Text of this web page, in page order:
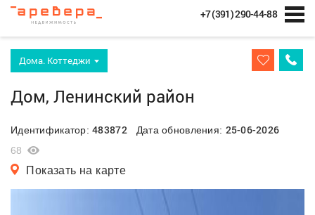
+7 (391) 290-44-88
Дома. Коттеджи
Дом, Ленинский район
Идентификатор:483872Дата обновления: 25-06-2026
68
Показать на карте